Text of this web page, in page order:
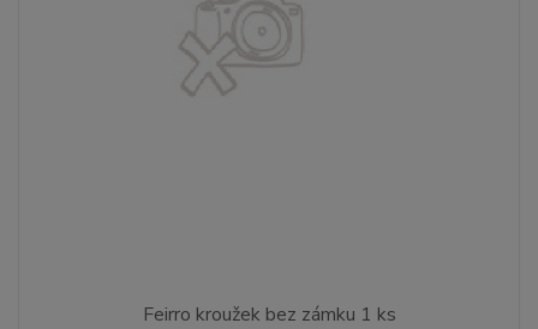
Feirro kroužek bez zámku 1 ks